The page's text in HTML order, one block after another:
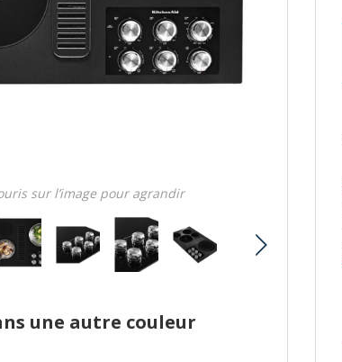
sur l’image pour agrandir
une autre couleur